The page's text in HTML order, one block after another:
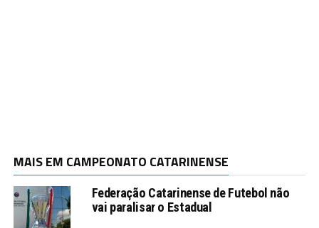
MAIS EM CAMPEONATO CATARINENSE
Federação Catarinense de Futebol não
vai paralisar o Estadual